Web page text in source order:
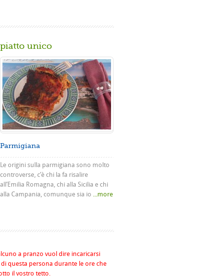
piatto unico
Parmigiana
Le origini sulla parmigiana sono molto
controverse, c’è chi la fa risalire
all’Emilia Romagna, chi alla Sicilia e chi
alla Campania, comunque sia io ...more
a pranzo vuol dire incaricarsi
questa persona durante le ore che
il vostro tetto.